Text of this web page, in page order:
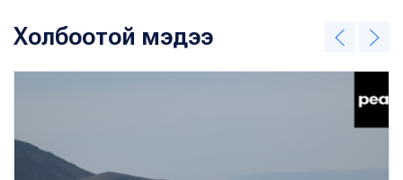
Холбоотой мэдээ